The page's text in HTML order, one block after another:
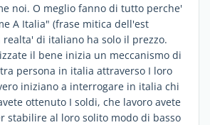
noi. O meglio fanno di tutto perche'
A Italia" (frase mitica dell'est
di italiano ha solo il prezzo.
il bene inizia un meccanismo di
persona in italia attraverso I loro
iniziano a interrogare in italia chi
ottenuto I soldi, che lavoro avete
stabilire al loro solito modo di basso